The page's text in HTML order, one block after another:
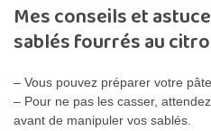
Mes conseils et
sablés fourrés au
– Vous pouvez préparer votre
– Pour ne pas les casser,
avant de manipuler vos sablés.